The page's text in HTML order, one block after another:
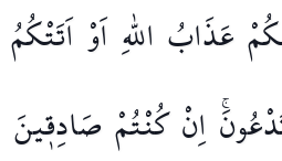
عَذَابُ اللّٰهِاَوْاَتَتْكُمُ
اِنْكُنْتُمْصَادِق۪ينَ